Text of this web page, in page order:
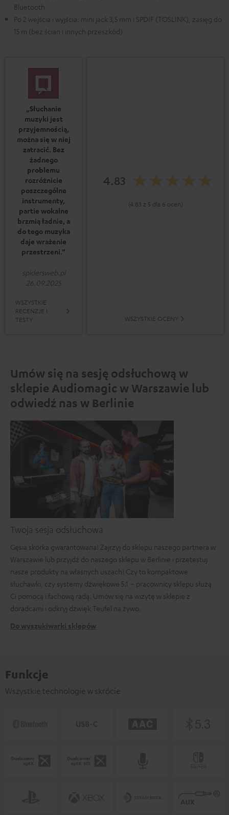
Bluetooth
Po 2 wejścia i wyjścia: mini jack 3,5 mm i SPDIF (TOSLINK), zasięg do
15 m (bez ścian i innych przeszkód)
„Słuchanie
muzyki jest
przyjemnością,
można się w niej
zatracić. Bez
żadnego
problemu
rozróżnicie
poszczególne
instrumenty,
partie wokalne
brzmią ładnie, a
do tego muzyka
daje wrażenie
przestrzeni.”
spidersweb.pl
26.09.2025
WSZYSTKIE
RECENZJE I
TESTY
4.83
(4.83 z 5 dla 6 ocen)
WSZYSTKIE OCENY
Umów się na sesję odsłuchową w
sklepie Audiomagic w Warszawie lub
odwiedź nas w Berlinie
Twoja sesja odsłuchowa
Gęsia skórka gwarantowana! Zajrzyj do sklepu naszego partnera w
Warszawie lub przyjdź do naszego sklepu w Berlinie i przetestuj
nasze produkty na własnych uszach! Czy to kompaktowe
słuchawki, czy systemy dźwiękowe 5.1 – pracownicy sklepu służą
Ci pomocą i fachową radą. Umów się na wizytę w sklepie z
doradcami i odkryj dźwięk Teufel na żywo.
Do wyszukiwarki sklepów
Funkcje
Wszystkie technologie w skrócie